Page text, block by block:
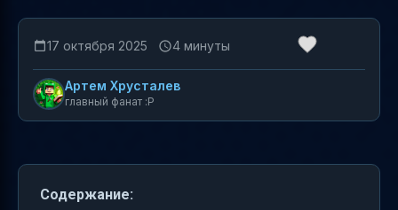
17 октября 2025 4 минуты
Артем Хрусталев
главный фанат :P
Содержание: